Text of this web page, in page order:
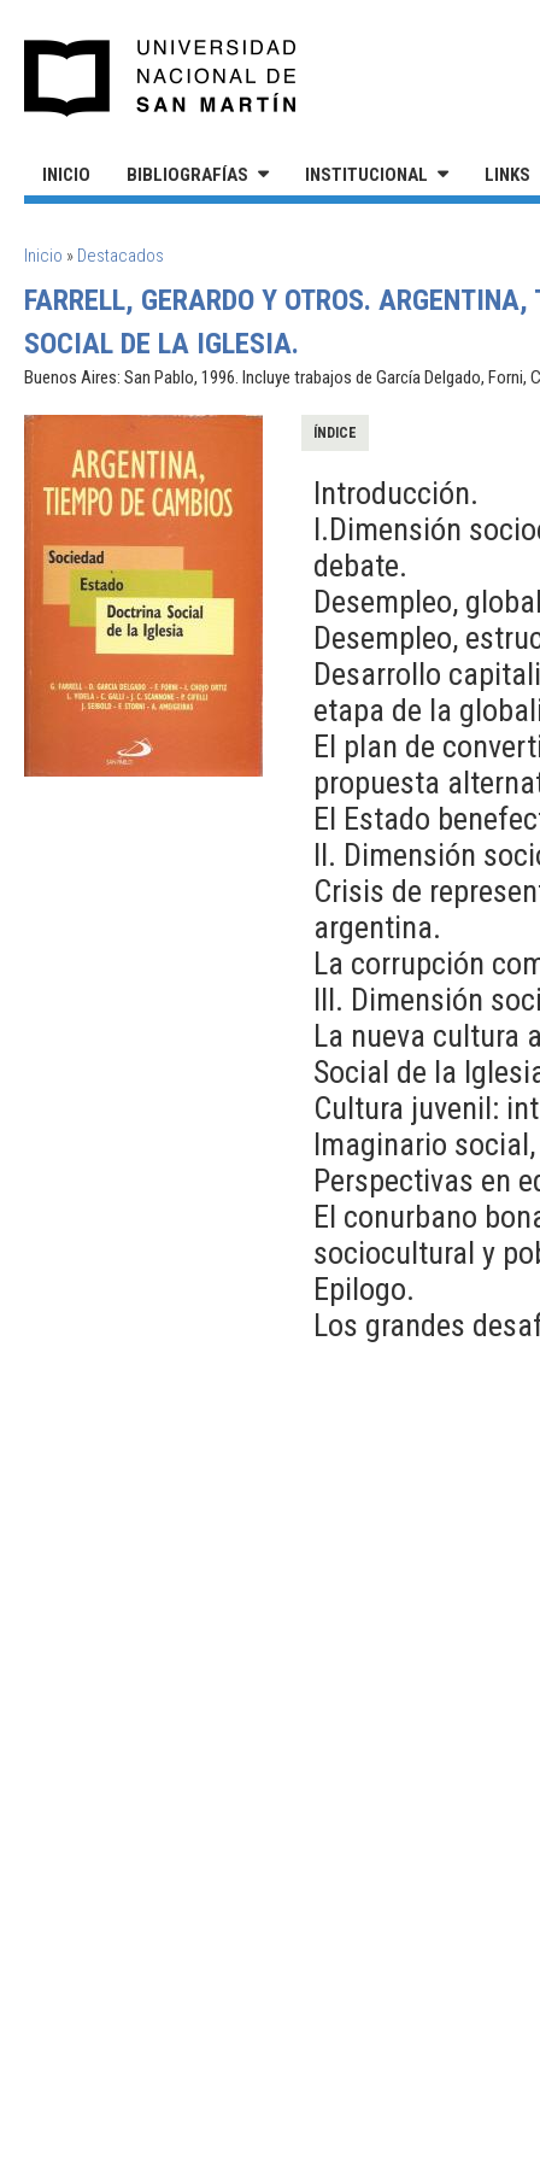
INICIO BIBLIOGRAFÍAS INSTITUCIONAL LINKS
SE ENCUENTRA USTED AQUÍ
Inicio » Destacados
FARRELL, GERARDO Y OTROS.
SOCIAL DE LA IGLESIA.
Buenos Aires: San Pablo, 1996. Incluye trabajos de García Delgado,
ÍNDICE
Introducción.
I.Dimensión
debate.
Desempleo,
Desempleo,
Desarrollo
etapa de la
El plan de
propuesta
El Estado
II. Dimensión
Crisis de
argentina.
La corrupción
III. Dimensión
La nueva cultura
Social de la
Cultura juvenil:
Imaginario
Perspectivas en
El conurbano
sociocultural y
Epilogo.
Los grandes